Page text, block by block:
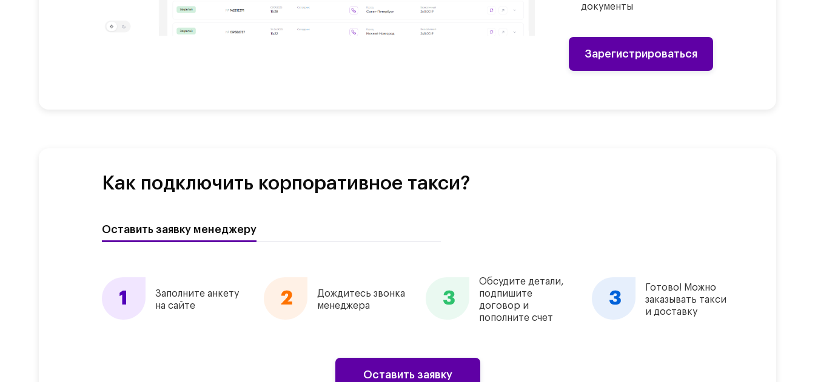
документы
Зарегистрироваться
Как подключить корпоративное такси?
Оставить заявку менеджеру
Заполните анкету
на сайте
Дождитесь звонка
менеджера
Обсудите детали,
подпишите
договор и
пополните счет
Готово! Можно
заказывать такси
и доставку
Оставить заявку